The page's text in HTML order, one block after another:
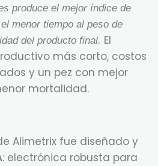
produce el mejor índice de
menor tiempo al peso de
del producto final. El
más corto, costos
y un pez con mejor
mortalidad.
Alimetrix fue diseñado y
: electrónica robusta para